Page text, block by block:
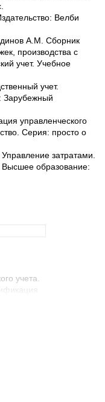
Велби
А.М. Сборник
производства с
учет. Учебное
учет.
Зарубежный
управленческого
Серия: просто о
затратами.
Высшее образование:
учета.
учета.
на основе
на основе
на основе